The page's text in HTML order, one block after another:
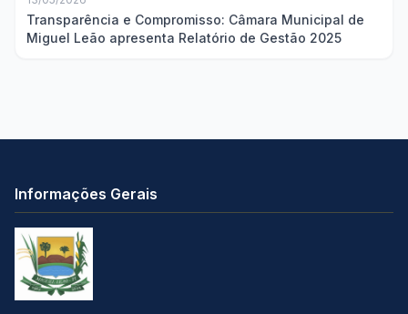
Transparência e Compromisso: Câmara Municipal de
Miguel Leão apresenta Relatório de Gestão 2025
Informações Gerais